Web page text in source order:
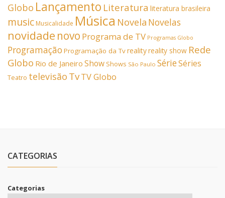
Globo Lançamento Literatura literatura brasileira
music Musicalidade Música Novela Novelas
novidade novo Programa de TV Programas Globo
Programação Programação da Tvrealityreality show Rede
Globo Rio de Janeiro Show Shows São Paulo SérieSéries
Teatro televisão TvTV Globo
CATEGORIAS
Categorias